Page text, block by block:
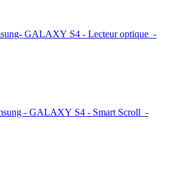
GALAXY-S4-Air-View-Tutoriel-
GALAXY S4 - Air Gesture -